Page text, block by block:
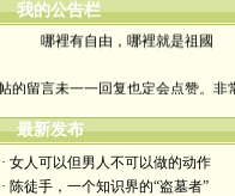
我的公告栏
哪裡有自由，哪裡就是祖國
yimengling53@yahoo.com
有意收藏者请私信我，感谢一贯支持
最新发布
· 女人可以但男人不可以做的动作
· 陈徒手，一个知识界的“盗墓者”